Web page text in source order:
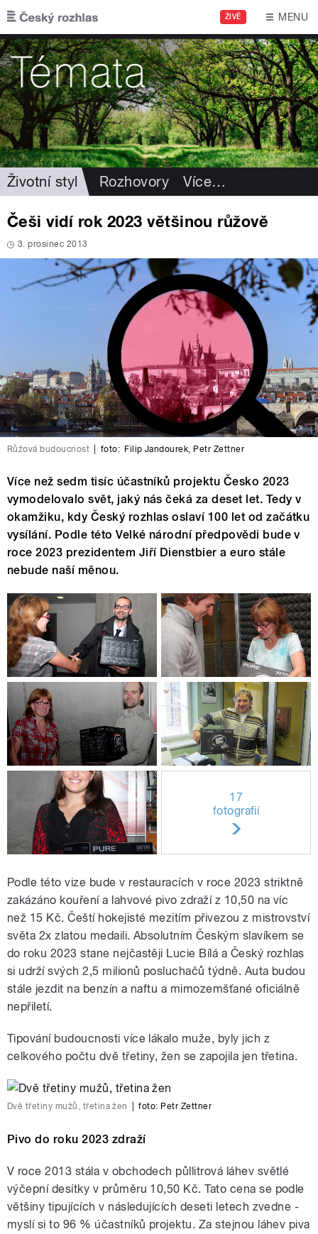
Přejít k hlavnímu obsahu
ŽIVĚ MENU
Životní styl Rozhovory Více…
Češi vidí rok 2023 většinou růžově
3. prosinec 2013
Růžová budoucnost foto: Filip Jandourek ,Petr Zettner
Více než sedm tisíc účastníků projektu Česko 2023
vymodelovalo svět, jaký nás čeká za deset let. Tedy v
okamžiku, kdy Český rozhlas oslaví 100 let od začátku
vysílání. Podle této Velké národní předpovědi bude v
roce 2023 prezidentem Jiří Dienstbier a euro stále
nebude naší měnou.
17
fotografií
Podle této vize bude v restauracích v roce 2023 striktně
zakázáno kouření a lahvové pivo zdraží z 10,50 na víc
než 15 Kč. Čeští hokejisté mezitím přivezou z mistrovství
světa 2x zlatou medaili. Absolutním Českým slavíkem se
do roku 2023 stane nejčastěji Lucie Bílá a Český rozhlas
si udrží svých 2,5 milionů posluchačů týdně. Auta budou
stále jezdit na benzín a naftu a mimozemšťané oficiálně
nepřiletí.
Tipování budoucnosti více lákalo muže, byly jich z
celkového počtu dvě třetiny, žen se zapojila jen třetina.
Dvě třetiny mužů, třetina žen foto:Petr Zettner
Pivo do roku 2023 zdraží
V roce 2013 stála v obchodech půllitrová láhev světlé
výčepní desítky v průměru 10,50 Kč. Tato cena se podle
většiny tipujících v následujících deseti letech zvedne -
myslí si to 96 % účastníků projektu. Za stejnou láhev piva